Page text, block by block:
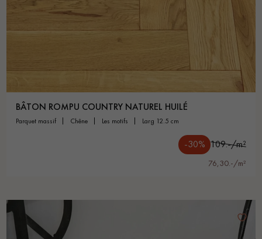
BÂTON ROMPU COUNTRY NATUREL HUILÉ
parquet massif chêne les motifs larg 12.5 cm
-30% 109.-/m²
76,30.-/m²